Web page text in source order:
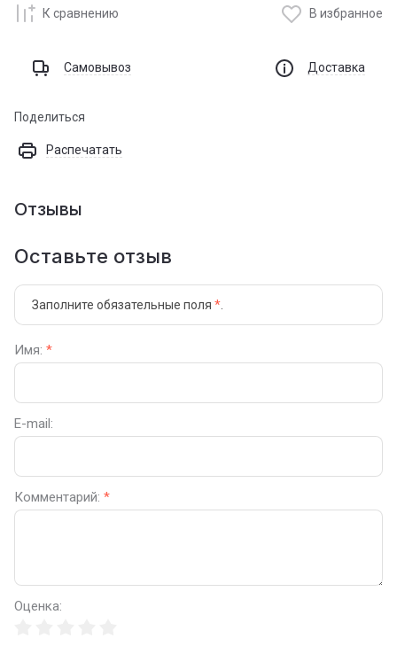
К сравнению В избранное
Самовывоз Доставка
Поделиться
Распечатать
Отзывы
Оставьте отзыв
Заполните обязательные поля *
Имя: *
E-mail:
Комментарий: *
Оценка: